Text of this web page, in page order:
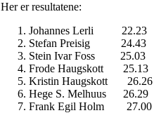
Her er resultatene:
Johannes Lerli 22.23
Stefan Preisig 24.43
Stein Ivar Foss 25.03
Frode Haugskott 25.13
Kristin Haugskott 26.26
Hege S. Melhuus 26.29
Frank Egil Holm 27.00